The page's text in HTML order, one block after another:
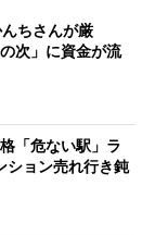
んちさんが厳
次」に資金が流
「危ない駅」ラ
ション売れ行き鈍